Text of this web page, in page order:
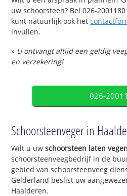
uw schoorsteen? Bel 026-
kunt natuurlijk ook het
invullen.
» U ontvangt altijd een geldig
en verzekering!
026-
Schoorsteenveger in
Wilt u uwschoorsteen laten vegen
schoorsteenveegbedrijf in de
gebied van schoorsteenveeg
Gelderland beslist uw
Haalderen.